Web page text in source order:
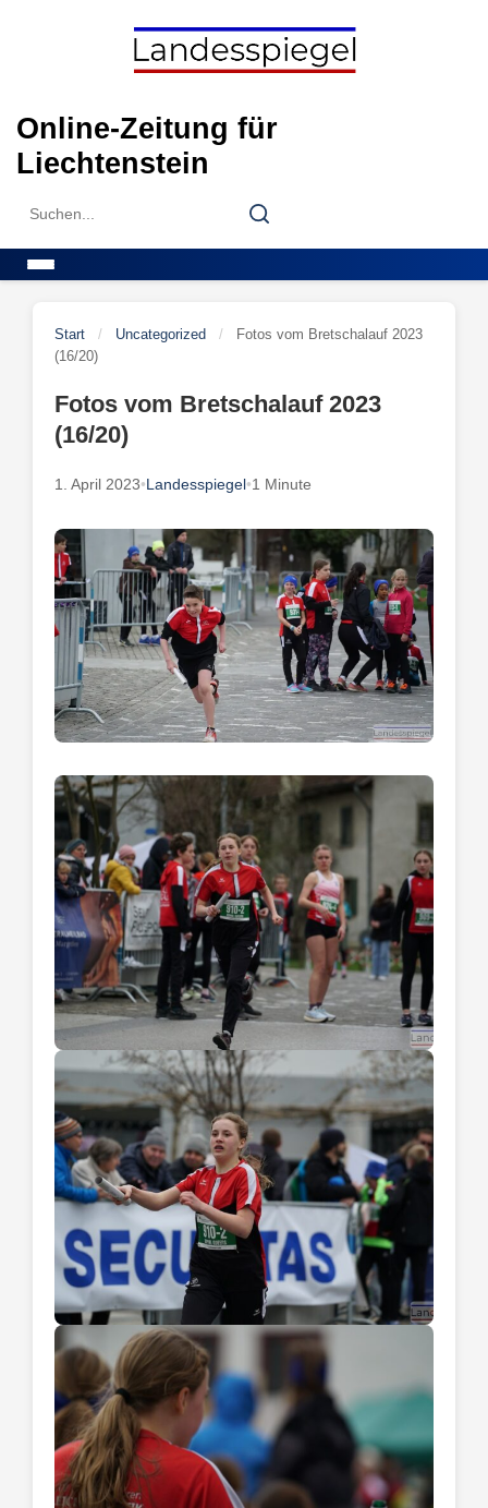
Online-Zeitung für
Liechtenstein
Search
Search
Start / Uncategorized /
Fotos vom Bretschalauf 2023
(16/20)
Fotos vom Bretschalauf 2023
(16/20)
1. April 2023•Landesspiegel•1 Minute